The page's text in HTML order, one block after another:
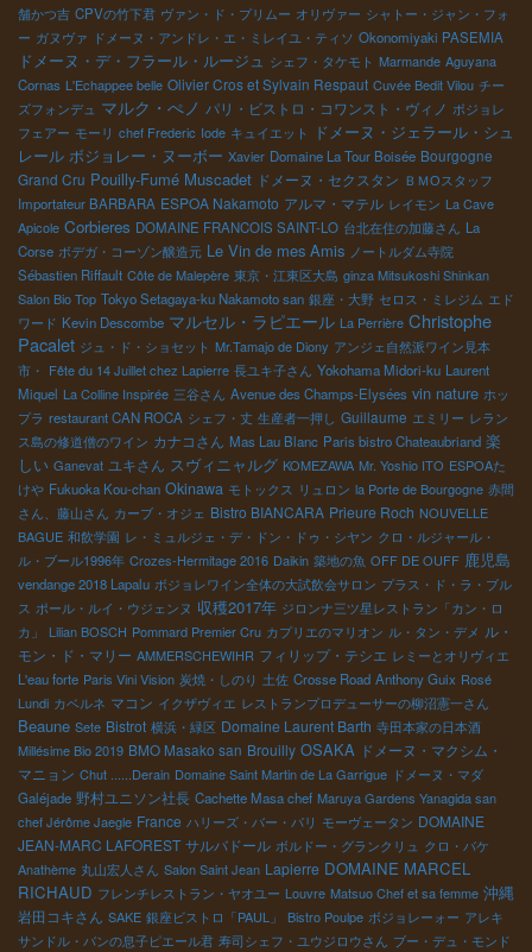
り入れているサカガミグループ。 お酒売り場で私もビッ
クリ。何と寺田本家の自然派日本酒がずらり揃っている。 醍醐の
しずくがあるに感激。私も一本買ってしまった。本当は沢山買っ
てフランスに持って帰りたい日本酒。 荻野さんの自慢顔。もう何
回も訪問しているとのこと。流石のサカガミ！
私の個人的な驚き。 静岡の出身の私はやはり
お茶に興味がある。 何と私の中学の同級生である小柳君の会社の
お茶を発見。 中学時代、私は剣道部の部長、小柳君は副部長で剣
を一緒に交えた仲間だった。 嬉しいかぎり。 醤油やお酢だけでも
これだけの種類が並んでいる。 それぞれの食品、調味料の高
品質ものが多く、選択の楽しみがある。 フランスに持って帰りた
い食材が多い。 幾つか購入。 こんな商品が揃ているお店なら こん
な商品を買いにくるお客さんなら 自然派ワイン、本物ワインがピ
タリとくる。 .私の個人的な驚き。 静岡の出身の私はやはりお茶に
興味がある。 何と私の中学の同級生である小柳君の会社のお茶を
発見。 中学時代、私は剣道部の部長、小柳君は副部長で剣を一緒
に交えた仲間だった。嬉しいかぎり。
舗かつ吉 CPVの竹下君 ヴァン・ド・プリムー オリヴァー シャトー・ジャン・フォ
ー ガヌヴァ ドメーヌ・アンドレ・エ・ミレイユ・ティソ Okonomiyaki PASEMIA
ドメーヌ・デ・フラール・ルージュ シェフ・タケモト Marmande Aguyana
Cornas L'Echappee belle Olivier Cros et Sylvain Respaut Cuvée Bedit Vilou チー
ズフォンデュ マルク・ぺノ パリ・ビストロ・コワンスト・ヴィノ ボジョレ
フェアー モーリ chef Frederic Iode キュイエット
ドメーヌ・ジェラール・シュ
レール ボジョレー・ヌーボー Xavier Domaine La Tour Boisée Bourgogne
Grand Cru Pouilly-Fumé Muscadet ドメーヌ・セクスタン ＢＭОスタッフ
Importateur BARBARA ESPOA Nakamoto アルマ・マテル レイモン La Cave
Apicole Corbieres DOMAINE FRANCOIS SAINT-LO 台北在住の加藤さん La
Corse ボデガ・コーゾン醸造元 Le Vin de mes Amis ノートルダム寺院
Sébastien Riffault Côte de Malepère 東京・江東区大島 ginza Mitsukoshi Shinkan
Salon Bio Top Tokyo Setagaya-ku Nakamoto san 銀座・大野 セロス・ミレジム エド
ワード Kevin Descombe マルセル・ラピエール La Perrière Christophe
Pacalet ジュ・ド・ショセット Mr.Tamajo de Diony アンジェ自然派ワイン見本
市・ Fête du 14 Juillet chez Lapierre 長ユキ子さん Yokohama Midori-ku Laurent
Miquel La Colline Inspirée 三谷さん Avenue des Champs-Elysées vin nature ホッ
プラ restaurant CAN ROCA シェフ・丈 生産者一押し Guillaume エミリー レラン
ス島の修道僧のワイン カナコさん Mas Lau Blanc Paris bistro Chateaubriand 楽
しい Ganevat ユキさん スヴィニャルグ KOMEZAWA Mr. Yoshio ITO ESPOAた
けや Fukuoka Kou-chan Okinawa モトックス リュロン la Porte de Bourgogne 赤間
さん、藤山さん カーブ・オジェ Bistro BIANCARA Prieure Roch NOUVELLE
BAGUE 和飲学園 レ・ミュルジェ・デ・ドン・ドゥ・シヤン クロ・ルジャール・
ル・ブール1996年 Crozes-Hermitage 2016 Daikin 築地の魚 OFF DE OUFF 鹿児島
vendange 2018 Lapalu ボジョレワイン全体の大試飲会サロン プラス・ド・ラ・ブル
ス ポール・ルイ・ウジェンヌ 収穫2017年 ジロンナ三ツ星レストラン「カン・ロ
カ」
Lilian BOSCH Pommard Premier Cru カプリエのマリオン ル・タン・デメ ル・
モン・ド・マリー AMMERSCHEWIHR フィリップ・テシエ レミーとオリヴィエ
L'eau forte Paris Vini Vision 炭焼・しのり 土佐 Crosse Road Anthony Guix Rosé
Lundi カベルネ マコン イクザヴィエ レストランプロデューサーの柳沼憲一さん
Beaune Sete Bistrot 横浜・緑区 Domaine Laurent Barth 寺田本家の日本酒
Millésime Bio 2019 BMO Masako san Brouilly OSAKA ドメーヌ・マクシム・
マニョン Chut ......Derain Domaine Saint Martin de La Garrigue ドメーヌ・マダ
Galéjade 野村ユニソン社長 Cachette Masa chef Maruya Gardens Yanagida san
chef Jérôme Jaegle France ハリーズ・バー・パリ モーヴェータン DOMAINE
JEAN-MARC LAFOREST サルバドール ボルドー・グランクリュ クロ・バケ
Anathème 丸山宏人さん Salon Saint Jean Lapierre DOMAINE MARCEL
RICHAUD フレンチレストラン・ヤオユー Louvre Matsuo Chef et sa femme 沖縄
岩田コキさん SAKE 銀座ビストロ「PAUL」 Bistro Poulpe ボジョレーォー アレキ
サンドル・バンの息子ピエール君 寿司シェフ・ユウジロウさん ブー・デュ・モンド